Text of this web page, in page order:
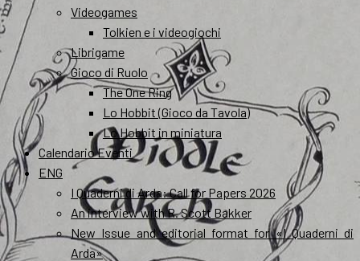
Videogames
Tolkien e i videogiochi
Librigame
Gioco di Ruolo
The One Ring
Lo Hobbit (Gioco da Tavola)
Lo Hobbit in miniatura
Calendario Eventi
ENG
I Quaderni di Arda: Call for Papers 2026
An interview with R. Scott Bakker
New Issue and editorial format for «I Quaderni di
Arda»